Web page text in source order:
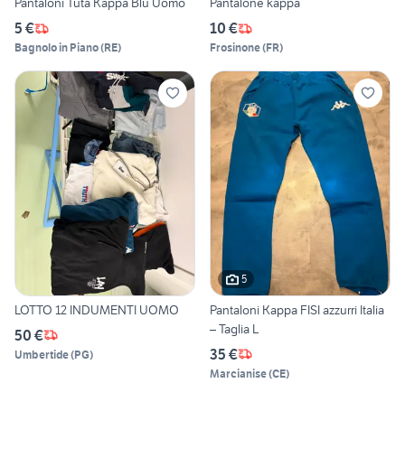
5 €
Bagnolo in Piano(RE)
10 €
Frosinone(FR)
LOTTO 12 INDUMENTI UOMO
50 €
Umbertide(PG)
5
Pantaloni Kappa FISI azzurri Italia
– Taglia L
35 €
Marcianise(CE)